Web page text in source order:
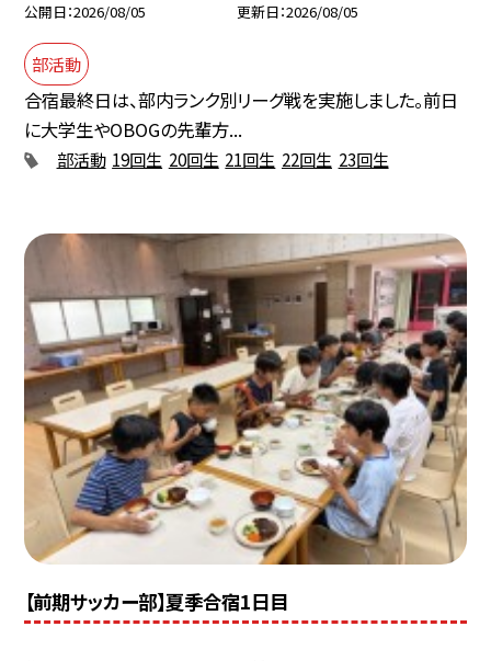
公開日 2026/08/05 更新日 2026/08/05
部活動
合宿最終日は、部内ランク別リーグ戦を実施しました。前日
に大学生やOBOGの先輩方...
部活動 19回生 20回生 21回生 22回生 23回生
【前期サッカー部】夏季合宿1日目